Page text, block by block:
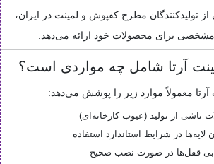
از تولیدکنندگان مطرح کفپوش و لمینت در ایران،
مشخصی برای محصولات خود ارائه می‌دهد.
آرتا شامل چه مواردی است؟
آرتا معمولاً موارد زیر را پوشش می‌دهد:
ناشی از تولید (عیوب کارخانه‌ای)
در شرایط استاندارد استفاده
قفل‌ها در صورت نصب صحیح